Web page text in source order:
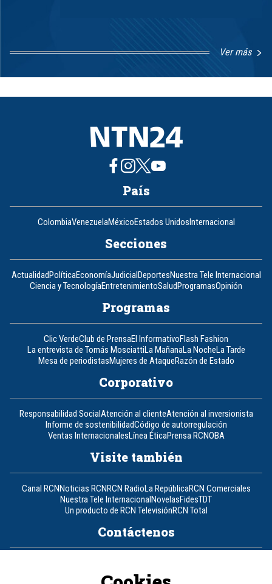
Ver más
1
8
País
ColombiaVenezuelaMéxicoEstados UnidosInternacional
Secciones
ActualidadPolíticaEconomíaJudicialDeportesNuestra Tele Internacional
Ciencia y TecnologíaEntretenimientoSaludProgramasOpinión
Programas
Clic VerdeClub de PrensaEl InformativoFlash Fashion
La entrevista de Tomás MosciattiLa MañanaLa NocheLa Tarde
Mesa de periodistasMujeres de AtaqueRazón de Estado
Corporativo
Responsabilidad SocialAtención al clienteAtención al inversionista
Informe de sostenibilidadCódigo de autorregulación
Ventas InternacionalesLínea ÉticaPrensa RCNOBA
Visite también
Canal RCNNoticias RCNRCN RadioLa RepúblicaRCN Comerciales
Nuestra Tele InternacionalNovelasFidesTDT
Un producto de RCN TelevisiónRCN Total
Contáctenos